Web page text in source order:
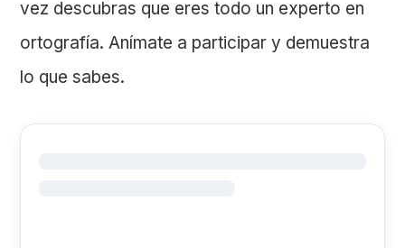
vez descubras que eres todo un experto en
ortografía. Anímate a participar y demuestra
lo que sabes.